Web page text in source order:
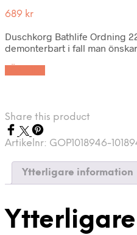
689 kr
Duschkorg Bathlife Ordning
demonterbart i fall man
Share this product
Artikelnr: GOP1018946-
Ytterligare information